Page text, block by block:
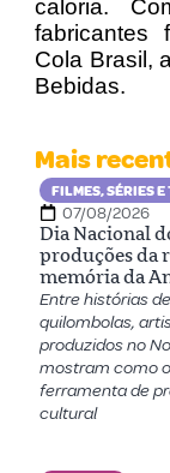
caloria.
fabricantes
Cola Brasil,
Bebidas.
Mais
FILMES, SÉRIES E
07/08/2026
Dia Nacional
produções da
memória da
Entre histórias
quilombolas,
produzidos no
mostram como
ferramenta de
cultural